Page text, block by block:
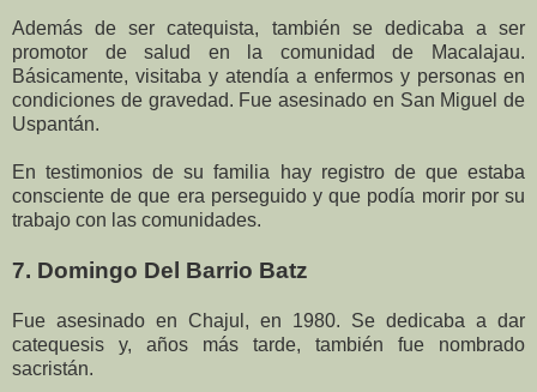
Además de ser catequista, también se dedicaba a ser
promotor de salud en la comunidad de Macalajau.
Básicamente, visitaba y atendía a enfermos y personas en
condiciones de gravedad. Fue asesinado en San Miguel de
Uspantán.
En testimonios de su familia hay registro de que estaba
consciente de que era perseguido y que podía morir por su
trabajo con las comunidades.
7. Domingo Del Barrio Batz
Fue asesinado en Chajul, en 1980. Se dedicaba a dar
catequesis y, años más tarde, también fue nombrado
sacristán.